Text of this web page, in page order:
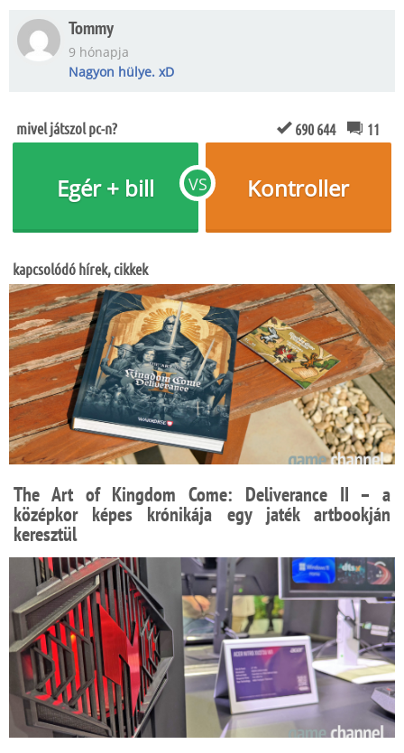
Tommy
9 hónapja
Nagyon hülye. xD
mivel játszol pc-n? 690 644 11
VS
Egér + bill Kontroller
kapcsolódó hírek, cikkek
The Art of Kingdom Come: Deliverance II – a
középkor képes krónikája egy jaték artbookján
keresztül